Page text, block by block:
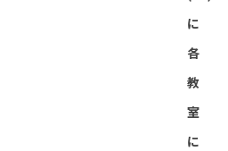
に
各
教
室
に